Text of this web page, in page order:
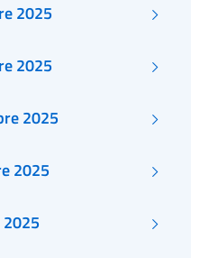
2025
2025
2025
2025